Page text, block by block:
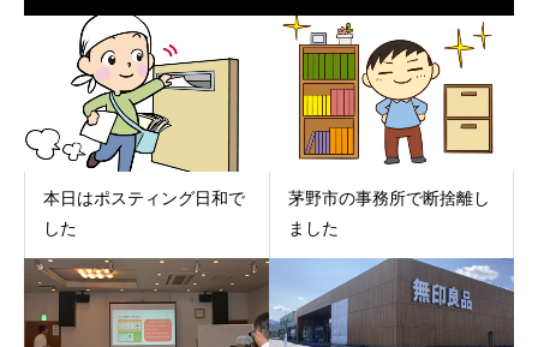
本日はポスティング日和で
した
茅野市の事務所で断捨離し
ました